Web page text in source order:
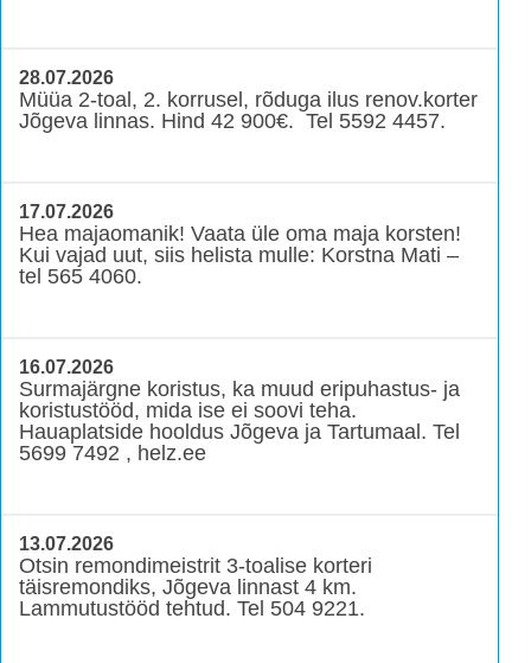
28.07.2026
Müüa 2-toal, 2. korrusel, rõduga ilus renov.korter
Jõgeva linnas. Hind 42 900€. Tel 5592 4457.
17.07.2026
Hea majaomanik! Vaata üle oma maja korsten!
Kui vajad uut, siis helista mulle: Korstna Mati –
tel 565 4060.
16.07.2026
Surmajärgne koristus, ka muud eripuhastus- ja
koristustööd, mida ise ei soovi teha.
Hauaplatside hooldus Jõgeva ja Tartumaal. Tel
5699 7492 , helz.ee
13.07.2026
Otsin remondimeistrit 3-toalise korteri
täisremondiks, Jõgeva linnast 4 km.
Lammutustööd tehtud. Tel 504 9221.